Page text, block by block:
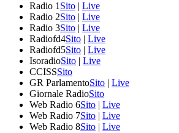
Radio 1 Sito | Live
Radio 2Sito | Live
Radio 3Sito | Live
Radiofd4Sito | Live
Radiofd5Sito | Live
IsoradioSito | Live
CCISSSito
GR ParlamentoSito | Live
Giornale RadioSito
Web Radio 6Sito | Live
Web Radio 7Sito | Live
Web Radio 8Sito | Live